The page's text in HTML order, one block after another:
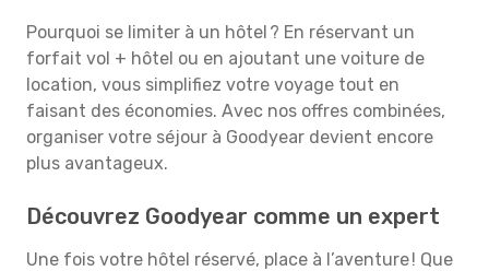
Pourquoi se limiter à un hôtel ? En réservant un
forfait vol + hôtel ou en ajoutant une voiture de
location, vous simplifiez votre voyage tout en
faisant des économies. Avec nos offres combinées,
organiser votre séjour à Goodyear devient encore
plus avantageux.
Découvrez Goodyear comme un expert
Une fois votre hôtel réservé, place à l’aventure ! Que